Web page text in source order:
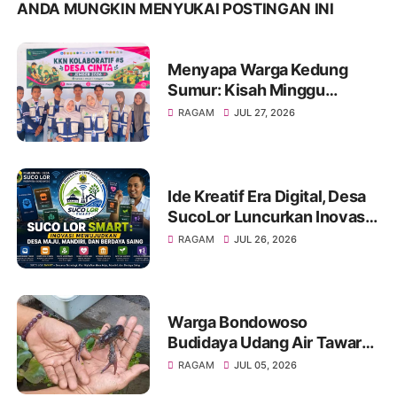
ANDA MUNGKIN MENYUKAI POSTINGAN INI
Menyapa Warga Kedung
Sumur: Kisah Minggu
Pertama KKN Desa Bagon
RAGAM JUL 27, 2026
Ide Kreatif Era Digital, Desa
SucoLor Luncurkan Inovasi
"SUCOLOR SMART"
RAGAM JUL 26, 2026
Warga Bondowoso
Budidaya Udang Air Tawar
Hasilkan Cuan Yang Luar
RAGAM JUL 05, 2026